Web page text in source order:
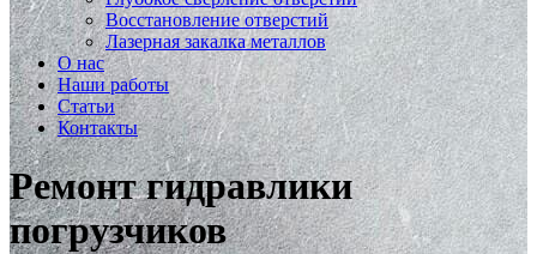
Восстановление отверстий
Лазерная закалка металлов
О нас
Наши работы
Статьи
Контакты
Ремонт гидравлики
погрузчиков